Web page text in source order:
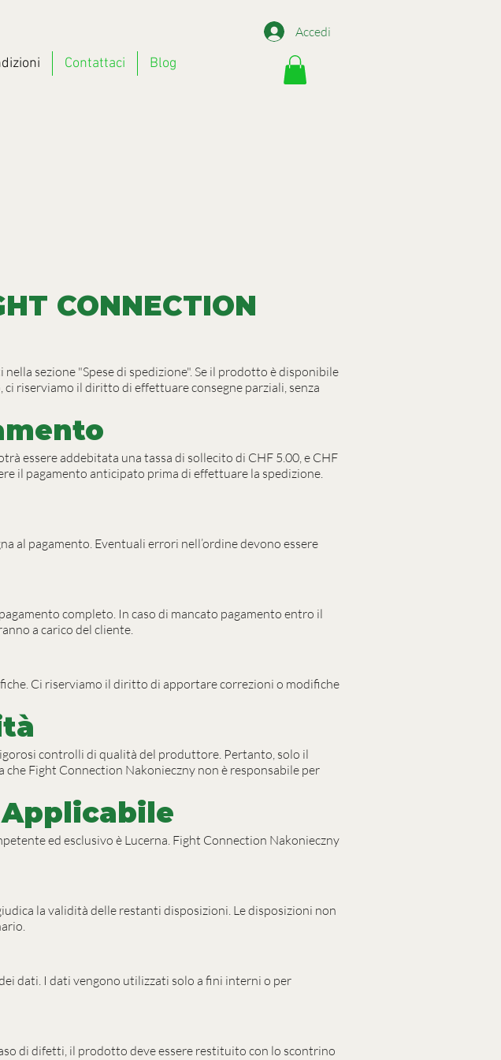
Accedi
Contattaci Blog
CONNECTION
sezione "Spese di spedizione". Se il prodotto è disponibile
riserviamo il diritto di effettuare consegne parziali, senza
essere addebitata una tassa di sollecito di CHF 5.00, e CHF
il pagamento anticipato prima di effettuare la spedizione.
al pagamento. Eventuali errori nell’ordine devono essere
completo. In caso di mancato pagamento entro il
a carico del cliente.
Ci riserviamo il diritto di apportare correzioni o modifiche
controlli di qualità del produttore. Pertanto, solo il
Fight Connection Nakonieczny non è responsabile per
ed esclusivo è Lucerna. Fight Connection Nakonieczny
la validità delle restanti disposizioni. Le disposizioni non
dati. I dati vengono utilizzati solo a fini interni o per
di difetti, il prodotto deve essere restituito con lo scontrino